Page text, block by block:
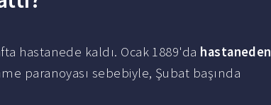
hastanede kaldı. Ocak 1889'da hastaneden
paranoyası sebebiyle, Şubat başında